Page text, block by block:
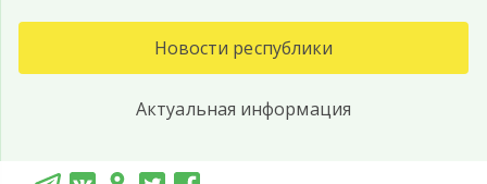
Новости республики
Актуальная информация